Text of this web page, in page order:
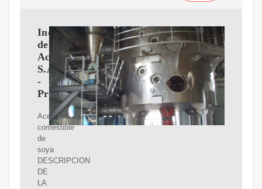
Industria
de
Aceite
S.A.
-
Produccion
Aceite
comestible
de
soya
DESCRIPCION
DE
LA